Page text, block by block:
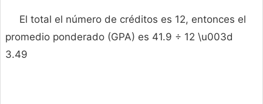
El total el número de créditos es 12, entonces el
promedio ponderado (GPA) es 41.9 ÷ 12 \u003d
3.49